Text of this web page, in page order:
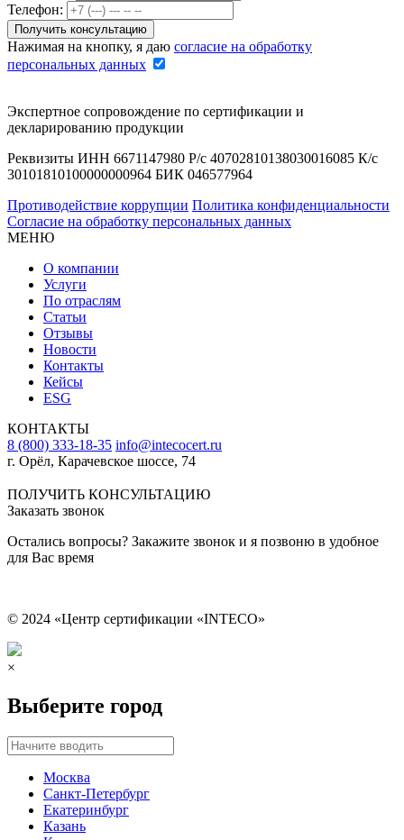
Телефон:
Нажимая на кнопку, я даю согласие на обработку
персональных данных
Экспертное сопровождение по сертификации и
декларированию продукции
Реквизиты ИНН 6671147980 Р/с 40702810138030016085 К/с
30101810100000000964 БИК 046577964
Противодействие коррупции Политика конфиденциальности
Согласие на обработку персональных данных
МЕНЮ
О компании
Услуги
По отраслям
Статьи
Отзывы
Новости
Контакты
Кейсы
ESG
КОНТАКТЫ
8 (800) 333-18-35 info@intecocert.ru
г. Орёл, Карачевское шоссе, 74
ПОЛУЧИТЬ КОНСУЛЬТАЦИЮ
Заказать звонок
Остались вопросы? Закажите звонок и я позвоню в удобное
для Вас время
© 2024 «Центр сертификации «INTECO»
×
Выберите город
Москва
Санкт-Петербург
Екатеринбург
Казань